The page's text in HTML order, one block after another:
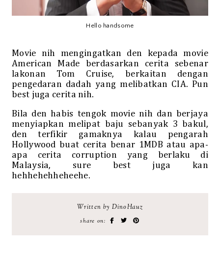
Hello handsome
Movie nih mengingatkan den kepada movie
American Made berdasarkan cerita sebenar
lakonan Tom Cruise, berkaitan dengan
pengedaran dadah yang melibatkan CIA. Pun
best juga cerita nih.
Bila den habis tengok movie nih dan berjaya
menyiapkan melipat baju sebanyak 3 bakul,
den terfikir gamaknya kalau pengarah
Hollywood buat cerita benar 1MDB atau apa-
apa cerita corruption yang berlaku di
Malaysia, sure best juga kan
hehhehehheheehe.
Written by DinoHauz
share on: